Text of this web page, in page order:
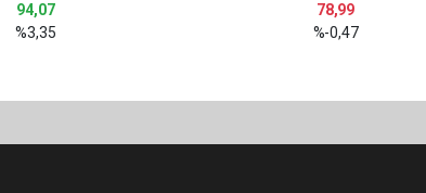
94,07
%3,35
78,99
%-0,47